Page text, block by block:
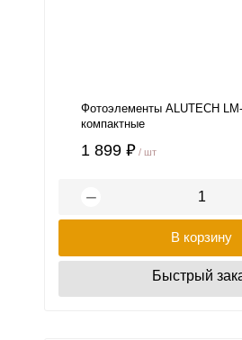
Фотоэлементы ALUTECH
компактные
1 899 ₽ / шт
−
В корзину
Быстрый